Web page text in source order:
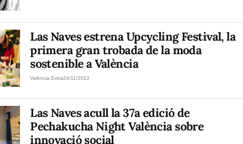
Las Naves estrena Upcycling Festival, la
primera gran trobada de la moda
sostenible a València
València Extra24/11/2022
Las Naves acull la 37a edició de
Pechakucha Night València sobre
innovació social